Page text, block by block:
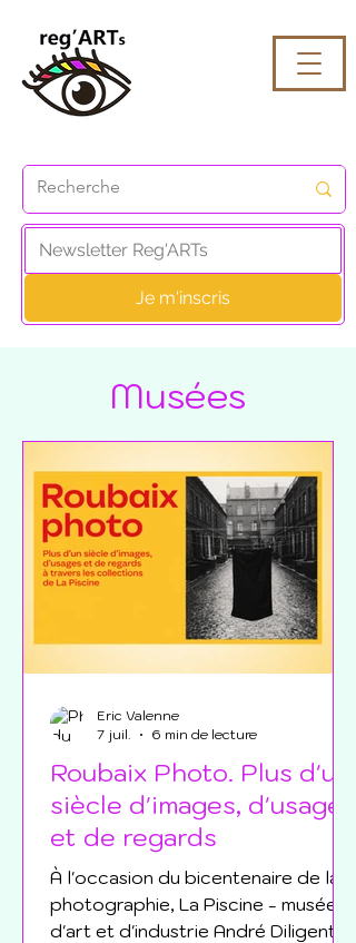
Je m'inscris
Musées
Roubaix Photo. Plus d'un
siècle d'images, d'usages
et de regards
À l'occasion du bicentenaire de la
photographie, La Piscine - musée
d'art et d'industrie André Diligent
Eric Valenne
7 juil.
6 min de lecture